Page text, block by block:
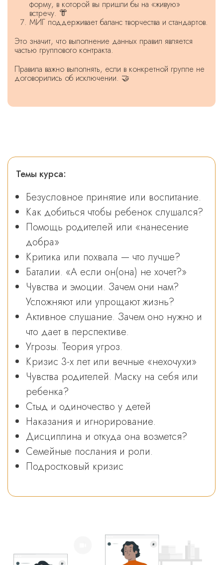
форму, в которой вы пришли бы на «живую»
встречу. 👘
МИГ поддерживает баланс творчества и стандартов.
Это значит, что выполнение данных правил является
частью группового контракта.
Правила важно выполнять, если в конкретной группе не
договорились об исключении. 🤝
Темы курса:
Безусловное принятие или воспитание.
Как добиться чтобы ребенок слушался?
Помощь родителей или «нанесение
добра»
Критика или похвала — что лучше?
Баталии. «А если он(она) не хочет?»
Чувства и эмоции. Зачем они нам?
Усложняют или упрощают жизнь?
Активное слушание. Зачем оно нужно и
что дает в перспективе.
Угрозы. Теория угроз.
Кризис 3-х лет или вечные «нехочухи»
Чувства родителей. Маску на себя или
ребенка?
Стыд и одиночество у детей
Наказания и игнорирование.
Дисциплина и откуда она возмется?
Семейные послания и роли.
Подростковый кризис